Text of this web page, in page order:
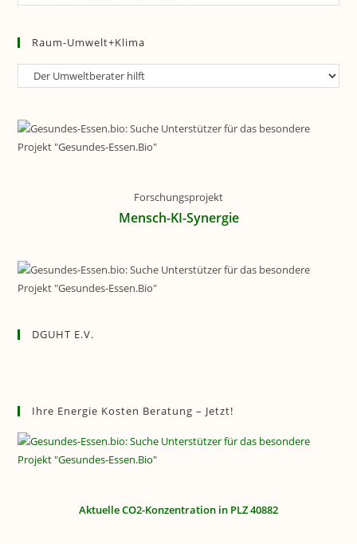
Raum-Umwelt+Klima
Raum-
Forschungsprojekt
Mensch-KI-Synergie
DGUHT E.V.
Ihre Energie Kosten Beratung – Jetzt!
Aktuelle CO2-Konzentration in PLZ 40882